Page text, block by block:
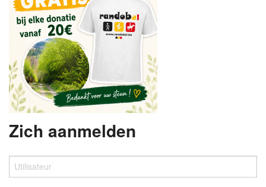
ZICH AANMELDEN
GRATIS REGISTRATIE
WACHTWOORD VERGETEN
Zich aanmelden